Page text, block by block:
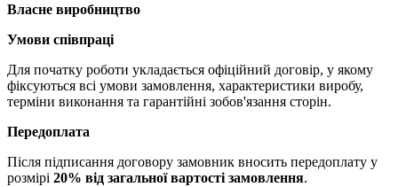
Власне виробництво
Умови співпраці
Для початку роботи укладається офіційний договір, у якому
фіксуються всі умови замовлення, характеристики виробу,
терміни виконання та гарантійні зобов'язання сторін.
Передоплата
Після підписання договору замовник вносить передоплату у
розмірі 20% від загальної вартості замовлення.